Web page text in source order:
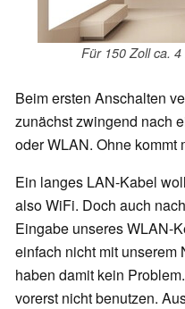
Für 150 Zoll ca.
Beim ersten Anschalten
zunächst zwingend nach
oder WLAN. Ohne kommt
Ein langes LAN-Kabel
also WiFi. Doch auch
Eingabe unseres WLAN-
einfach nicht mit unserem
haben damit kein
vorerst nicht benutzen.